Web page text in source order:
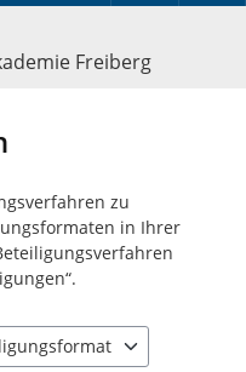
Freiberg
zu
in Ihrer